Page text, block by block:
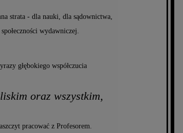
strata - dla nauki, dla sądownictwa,
wydawniczej.
głębokiego współczucia
oraz wszystkim,
pracować z Profesorem.